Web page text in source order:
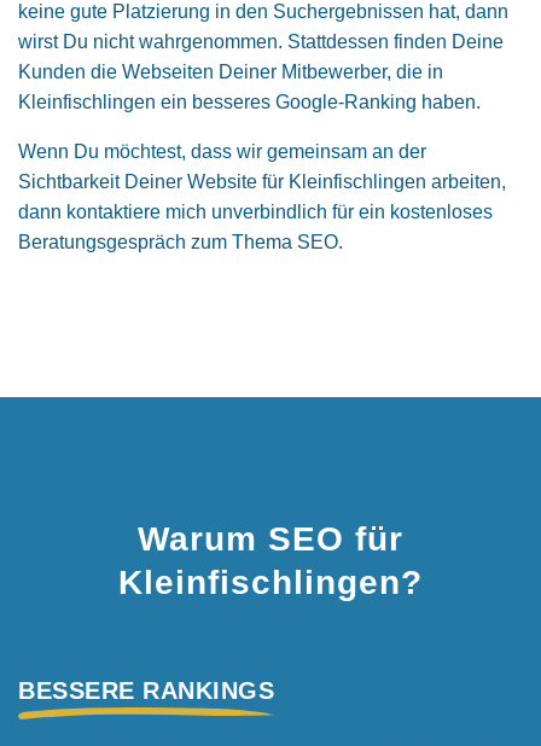
keine gute Platzierung in den Suchergebnissen hat, dann
wirst Du nicht wahrgenommen. Stattdessen finden Deine
Kunden die Webseiten Deiner Mitbewerber, die in
Kleinfischlingen ein besseres Google-Ranking haben.
Wenn Du möchtest, dass wir gemeinsam an der
Sichtbarkeit Deiner Website für Kleinfischlingen arbeiten,
dann kontaktiere mich unverbindlich für ein kostenloses
Beratungsgespräch zum Thema SEO.
Warum SEO für
Kleinfischlingen?
BESSERE RANKINGS